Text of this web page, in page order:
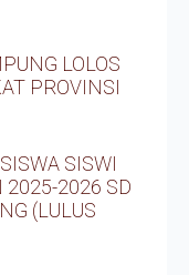
LOLOS
PROVINSI
SISWI
2025-2026 SD
(LULUS